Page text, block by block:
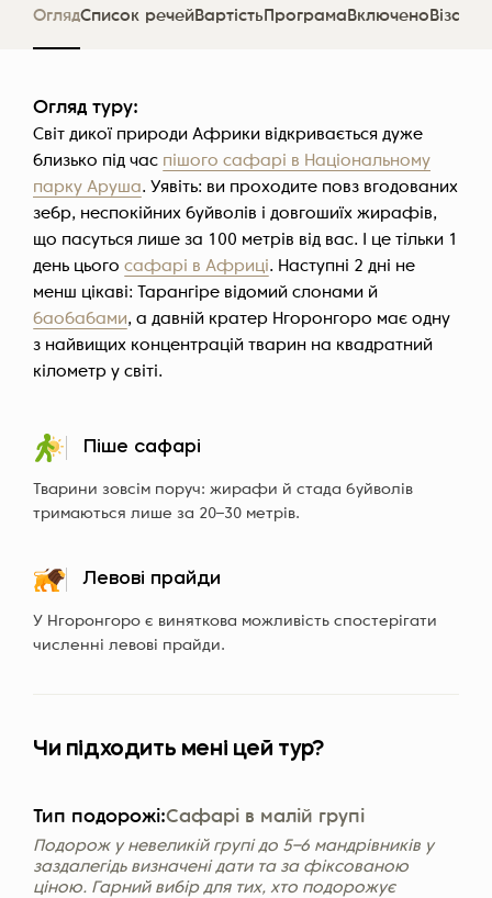
ОглядСписок речей Вартість Програма Включено Віза
Огляд туру:
Світ дикої природи Африки відкривається дуже
близько під час пішого сафарі в Національному
парку Аруша. Уявіть: ви проходите повз вгодованих
зебр, неспокійних буйволів і довгошиїх жирафів,
що пасуться лише за 100 метрів від вас. І це тільки 1
день цього сафарі в Африці. Наступні 2 дні не
менш цікаві: Тарангіре відомий слонами й
баобабами, а давній кратер Нгоронгоро має одну
з найвищих концентрацій тварин на квадратний
кілометр у світі.
Піше сафарі
Тварини зовсім поруч: жирафи й стада буйволів
тримаються лише за 20–30 метрів.
Левові прайди
У Нгоронгоро є виняткова можливість спостерігати
численні левові прайди.
Чи підходить мені цей тур?
Тип подорожі:Сафарі в малій групі
Подорож у невеликій групі до 5–6 мандрівників у
заздалегідь визначені дати та за фіксованою
ціною. Гарний вибір для тих, хто подорожує